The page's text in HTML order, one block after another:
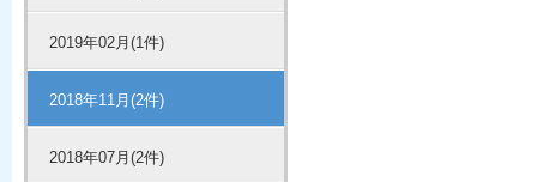
2019年02月(1件)
2018年11月(2件)
2018年07月(2件)